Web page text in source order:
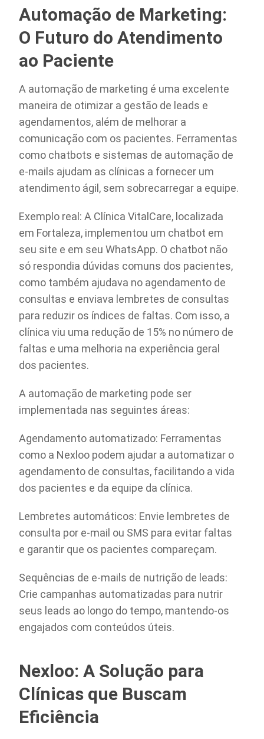
Automação de Marketing:
O Futuro do Atendimento
ao Paciente
A automação de marketing é uma excelente
maneira de otimizar a gestão de leads e
agendamentos, além de melhorar a
comunicação com os pacientes. Ferramentas
como chatbots e sistemas de automação de
e-mails ajudam as clínicas a fornecer um
atendimento ágil, sem sobrecarregar a equipe.
Exemplo real: A Clínica VitalCare, localizada
em Fortaleza, implementou um chatbot em
seu site e em seu WhatsApp. O chatbot não
só respondia dúvidas comuns dos pacientes,
como também ajudava no agendamento de
consultas e enviava lembretes de consultas
para reduzir os índices de faltas. Com isso, a
clínica viu uma redução de 15% no número de
faltas e uma melhoria na experiência geral
dos pacientes.
A automação de marketing pode ser
implementada nas seguintes áreas:
Agendamento automatizado: Ferramentas
como a Nexloo podem ajudar a automatizar o
agendamento de consultas, facilitando a vida
dos pacientes e da equipe da clínica.
Lembretes automáticos: Envie lembretes de
consulta por e-mail ou SMS para evitar faltas
e garantir que os pacientes compareçam.
Sequências de e-mails de nutrição de leads:
Crie campanhas automatizadas para nutrir
seus leads ao longo do tempo, mantendo-os
engajados com conteúdos úteis.
Nexloo: A Solução para
Clínicas que Buscam
Eficiência